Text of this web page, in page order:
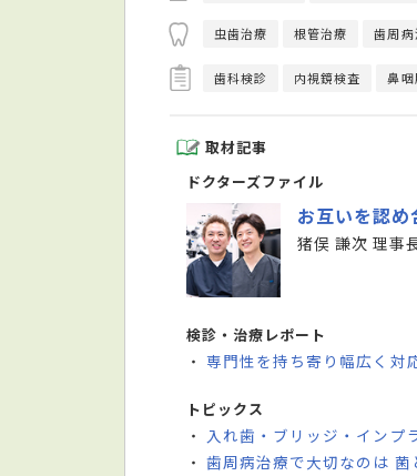
虫歯治療 根管治療 歯周病
歯科検診 内視鏡検査 鼻
取材記事
ドクターズファイル
お互いを認
猪俣 謙次 理事
検診・治療レポート
・専門性を持ち寄り幅広く対
トピックス
・
入れ歯・ブリッジ・インプ
・歯周病治療で大切なのは